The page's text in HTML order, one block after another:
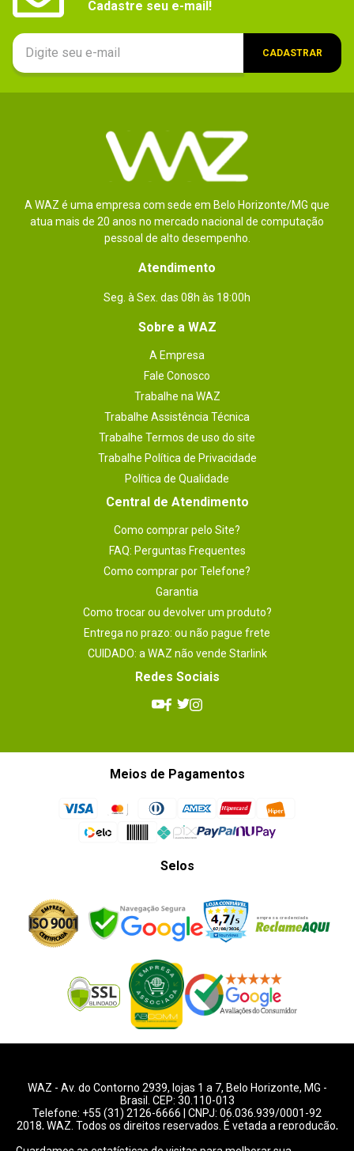
Cadastre seu e-mail!
CADASTRAR
A WAZ é uma empresa com sede em Belo Horizonte/MG que
atua mais de 20 anos no mercado nacional de computação
pessoal de alto desempenho.
Atendimento
Seg. à Sex. das 08h às 18:00h
Sobre a WAZ
A Empresa
Fale Conosco
Trabalhe na WAZ
Trabalhe Assistência Técnica
Trabalhe Termos de uso do site
Trabalhe Política de Privacidade
Política de Qualidade
Central de Atendimento
Como comprar pelo Site?
FAQ: Perguntas Frequentes
Como comprar por Telefone?
Garantia
Como trocar ou devolver um produto?
Entrega no prazo: ou não pague frete
CUIDADO: a WAZ não vende Starlink
Redes Sociais
Meios de Pagamentos
Selos
WAZ - Av. do Contorno 2939, lojas 1 a 7, Belo Horizonte, MG -
Brasil. CEP: 30.110-013
Telefone: +55 (31) 2126-6666 | CNPJ: 06.036.939/0001-92
2018, WAZ. Todos os direitos reservados. É vetada a reprodução,